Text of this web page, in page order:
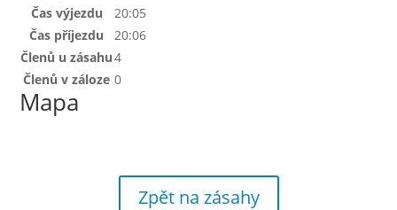
Čas výjezdu
20:05
Čas příjezdu
20:06
Členů u zásahu4
Členů v záloze 0
Mapa
Zpět na zásahy